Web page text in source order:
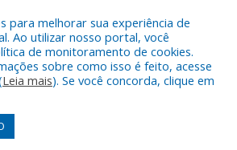
a Prefeitura Municipal de Igarapé-
Açu.
para melhorar sua experiência de
Ao utilizar nosso portal, você
de monitoramento de cookies.
sobre como isso é feito, acesse
Leia mais). Se você concorda, clique em